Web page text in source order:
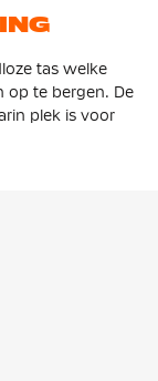
tas welke
op te bergen. De
plek is voor